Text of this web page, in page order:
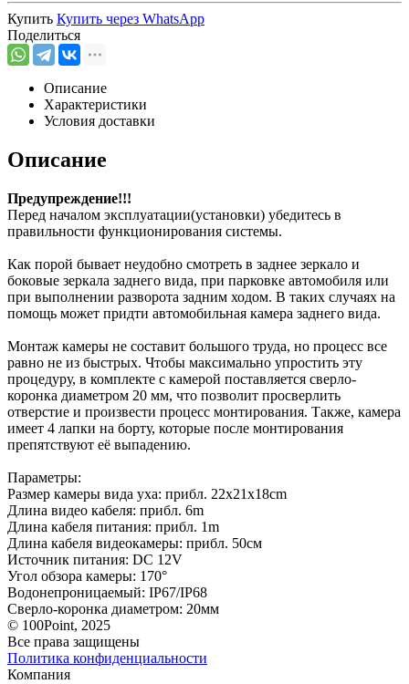
Купить Купить через WhatsApp
Поделиться
Описание
Характеристики
Условия доставки
Описание
Предупреждение!!!
Перед началом эксплуатации(установки) убедитесь в
правильности функционирования системы.
Как порой бывает неудобно смотреть в заднее зеркало и
боковые зеркала заднего вида, при парковке автомобиля или
при выполнении разворота задним ходом. В таких случаях на
помощь может придти автомобильная камера заднего вида.
Монтаж камеры не составит большого труда, но процесс все
равно не из быстрых. Чтобы максимально упростить эту
процедуру, в комплекте с камерой поставляется сверло-
коронка диаметром 20 мм, что позволит просверлить
отверстие и произвести процесс монтирования. Также, камера
имеет 4 лапки на борту, которые после монтирования
препятствуют её выпадению.
Параметры:
Размер камеры вида уха: прибл. 22x21x18cm
Длина видео кабеля: прибл. 6m
Длина кабеля питания: прибл. 1m
Длина кабеля видеокамеры: прибл. 50см
Источник питания: DC 12V
Угол обзора камеры: 170°
Водонепроницаемый: IP67/IP68
Сверло-коронка диаметром: 20мм
© 100Point, 2025
Все права защищены
Политика конфиденциальности
Компания